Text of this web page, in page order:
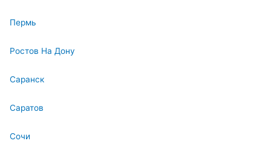
Пермь
Ростов На Дону
Саранск
Саратов
Сочи